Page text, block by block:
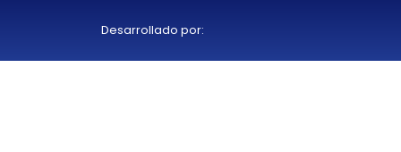
Desarrollado por: